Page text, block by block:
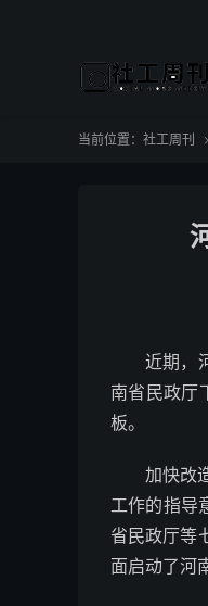
当前位置： 社工周刊 
近期，
南省民政厅
板。
加快改
工作的指导
省民政厅等
面启动了河